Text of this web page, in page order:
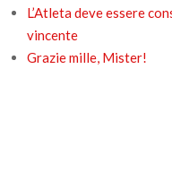
L’Atleta deve essere
vincente
Grazie mille, Mister!